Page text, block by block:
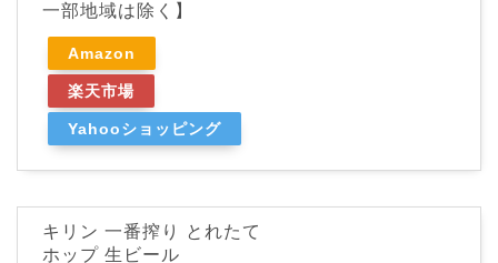
一部地域は除く】
Amazon
楽天市場
Yahooショッピング
キリン 一番搾り とれたて
ホップ 生ビール